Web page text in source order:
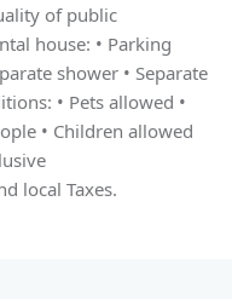
of public
house: • Parking
shower • Separate
• Pets allowed •
• Children allowed
local Taxes.